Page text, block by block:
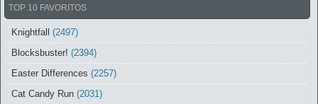
TOP 10 FAVORITOS
Knightfall
(2497)
Blocksbuster! (2394)
Easter Differences (2257)
Cat Candy Run (2031)